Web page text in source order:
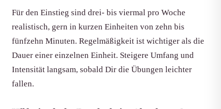
Für den Einstieg sind drei- bis viermal pro Woche
realistisch, gern in kurzen Einheiten von zehn bis
fünfzehn Minuten. Regelmäßigkeit ist wichtiger als die
Dauer einer einzelnen Einheit. Steigere Umfang und
Intensität langsam, sobald Dir die Übungen leichter
fallen.